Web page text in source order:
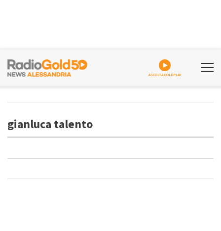
ASCOLTA GOLDPLAY
gianluca talento